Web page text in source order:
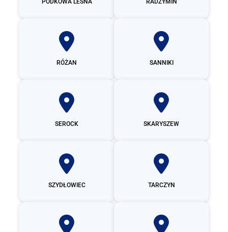
PODKOWA LEŚNA RADZYMIN
RÓŻAN SANNIKI
SEROCK SKARYSZEW
SZYDŁOWIEC TARCZYN